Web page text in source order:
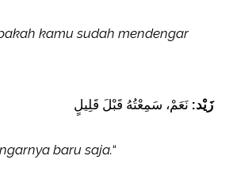
kamu sudah mendengar
زَيْد: نَعَمْ، سَمِعْتُهُ قَبْلَ قَلِيلٍ
baru saja.“